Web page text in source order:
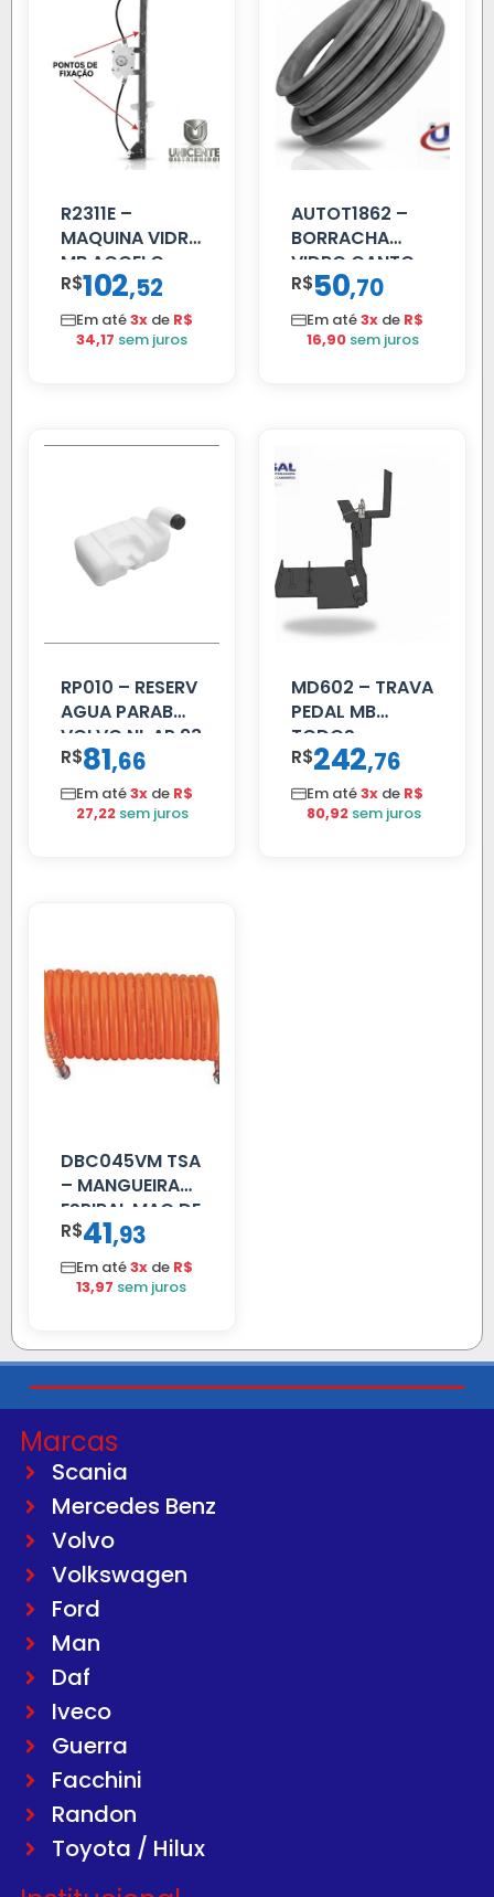
R2311E –
MAQUINA VIDRO
MB ACCELO
2002 ATE 2011
S/MOTOR LE
R$102,52
Em até3x de R$
34,17 sem juros
AUTOT1862 –
BORRACHA
VIDRO CANTO
VOLVO NL
80/88…
R$50,70
Em até3x de R$
16,90 sem juros
RP010 – RESERV
AGUA PARAB
VOLVO NL AP 93
R$81,66
Em até3x de R$
27,22 sem juros
MD602 – TRAVA
PEDAL MB
TODOS
R$242,76
Em até3x de R$
80,92 sem juros
DBC045VM TSA
– MANGUEIRA
ESPIRAL MAO DE
AMIGO UNIV 16
MM 4.5MTS
VERMELHA
R$41,93
Em até3x de R$
13,97 sem juros
Marcas
Scania
Mercedes Benz
Volvo
Volkswagen
Ford
Man
Daf
Iveco
Guerra
Facchini
Randon
Toyota / Hilux